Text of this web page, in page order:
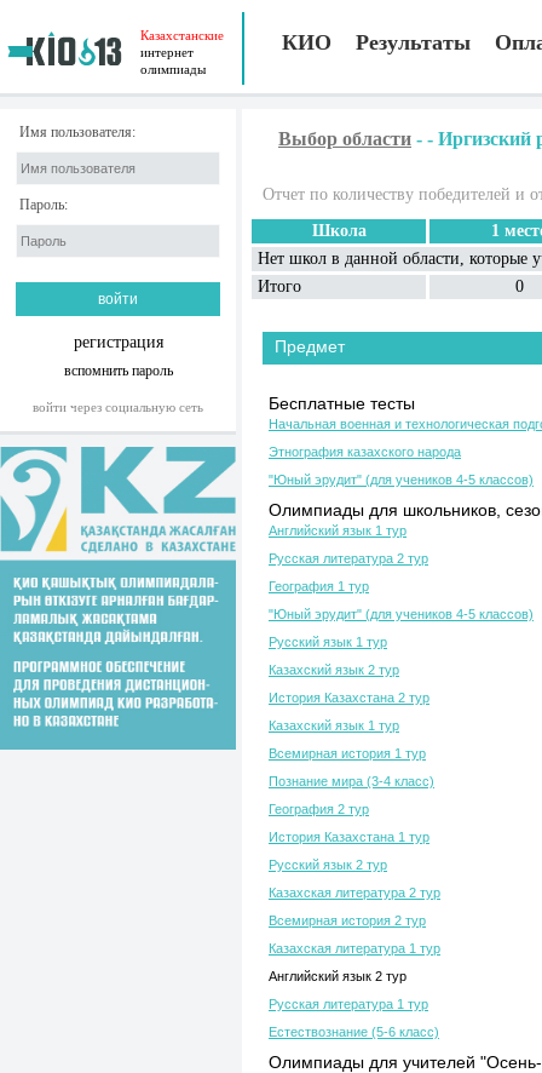
Казахстанские
интернет
олимпиады
КИО Результаты
Имя пользователя:
Пароль:
регистрация
вспомнить пароль
войти через социальную сеть
Выбор области - - Иргизский
Отчет по количеству победителей и
Школа
1
Нет школ в данной области, которые
Итого
0
Предмет
Бесплатные тесты
Начальная военная и технологическая
Этнография казахского народа
"Юный эрудит" (для учеников 4-5 классов)
Олимпиады для школьников,
Английский язык 1 тур
Русская литература 2 тур
География 1 тур
"Юный эрудит" (для учеников 4-5 классов)
Русский язык 1 тур
Казахский язык 2 тур
История Казахстана 2 тур
Казахский язык 1 тур
Всемирная история 1 тур
Познание мира (3-4 класс)
География 2 тур
История Казахстана 1 тур
Русский язык 2 тур
Казахская литература 2 тур
Всемирная история 2 тур
Казахская литература 1 тур
Английский язык 2 тур
Русская литература 1 тур
Естествознание (5-6 класс)
Олимпиады для учителей